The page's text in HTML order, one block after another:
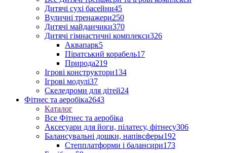
Дитячі сухі басейни45
Вуличні тренажери250
Дитячі майданчики370
Дитячі гімнастичні комплекси326
Аквапарк5
Піратський корабель17
Природа219
Ігрові конструктори134
Ігрові модулі37
Скеледроми для дітей24
Фітнес та аеробіка2643
Каталог
Все Фітнес та аеробіка
Аксесуари для йоги, пілатесу, фітнесу306
Балансувальні дошки, напівсферы192
Степплатформи і балансири173